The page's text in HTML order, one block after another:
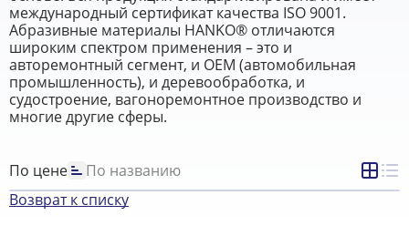
международный сертификат качества ISO 9001.
Абразивные материалы HANKO® отличаются
широким спектром применения – это и
авторемонтный сегмент, и ОЕМ (автомобильная
промышленность), и деревообработка, и
судостроение, вагоноремонтное производство и
многие другие сферы.
По цене
По названию
Возврат к списку